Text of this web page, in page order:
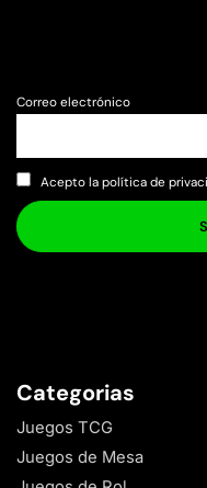
Correo electrónico
Acepto la política de
Categorias
Juegos TCG
Juegos de Mesa